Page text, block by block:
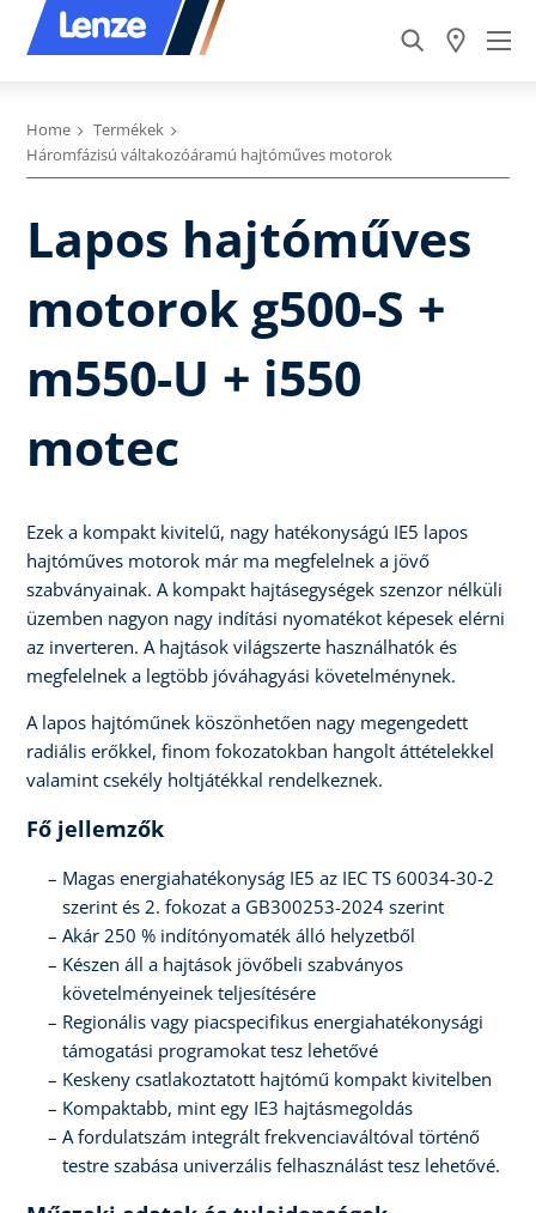
Home
Termékek
Háromfázisú váltakozóáramú hajtóműves motorok
Lapos hajtóműves
motorok g500-S +
m550-U + i550
motec
Ezek a kompakt kivitelű, nagy hatékonyságú IE5 lapos
hajtóműves motorok már ma megfelelnek a jövő
szabványainak. A kompakt hajtásegységek szenzor nélküli
üzemben nagyon nagy indítási nyomatékot képesek elérni
az inverteren. A hajtások világszerte használhatók és
megfelelnek a legtöbb jóváhagyási követelménynek.
A lapos hajtóműnek köszönhetően nagy megengedett
radiális erőkkel, finom fokozatokban hangolt áttételekkel
valamint csekély holtjátékkal rendelkeznek.
Fő jellemzők
Magas energiahatékonyság IE5 az IEC TS 60034-30-2
szerint és 2. fokozat a GB300253-2024 szerint
Akár 250 % indítónyomaték álló helyzetből
Készen áll a hajtások jövőbeli szabványos
követelményeinek teljesítésére
Regionális vagy piacspecifikus energiahatékonysági
támogatási programokat tesz lehetővé
Keskeny csatlakoztatott hajtómű kompakt kivitelben
Kompaktabb, mint egy IE3 hajtásmegoldás
A fordulatszám integrált frekvenciaváltóval történő
testre szabása univerzális felhasználást tesz lehetővé.